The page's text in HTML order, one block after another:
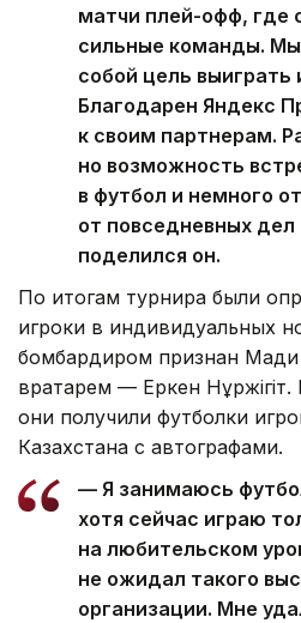
матчи плей-офф, где
сильные команды.
собой цель выиграть
Благодарен Яндекс
к своим партнерам.
но возможность
в футбол и немного
от повседневных
поделился он.
По итогам турнира были
игроки в индивидуальных
бомбардиром признан
вратарем — Еркен Нұржiгiт.
они получили футболки
Казахстана с автографами.
— Я занимаюсь
хотя сейчас играю
на любительском
не ожидал такого
организации. Мне